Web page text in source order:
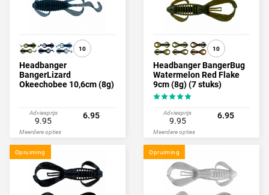
10
Headbanger
BangerLizard
Okeechobee 10,6cm (8g)
Adviesprijs
9.95
6.95
Meerdere opties
10
Headbanger BangerBug
Watermelon Red Flake
9cm (8g) (7 stuks)
Adviesprijs
9.95
6.95
Meerdere opties
Opruiming Opruiming